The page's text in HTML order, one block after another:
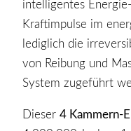
intelligentes
Kraftimpulse im
lediglich die
von Reibung und
System zugeführt
Dieser 4 Kammern-